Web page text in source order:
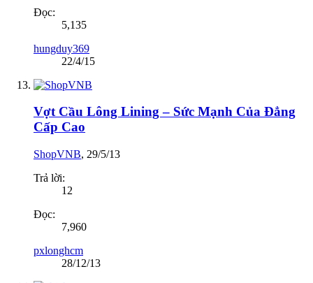
Đọc:
5,135
hungduy369
22/4/15
Vợt Cầu Lông Lining – Sức Mạnh Của Đẳng
Cấp Cao
ShopVNB, 29/5/13
Trả lời:
12
Đọc:
7,960
pxlonghcm
28/12/13